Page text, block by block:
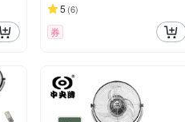
5 (6)
券